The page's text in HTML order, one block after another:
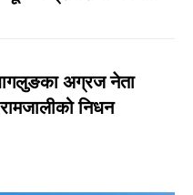
अग्रज नेता
निधन